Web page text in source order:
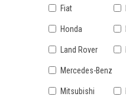
Fiat
Honda
Land Rover
Mercedes-Benz
Mitsubishi